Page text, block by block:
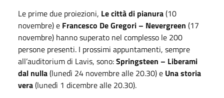
Le prime due proiezioni, Le città di pianura(10
novembre) e Francesco De Gregori – Nevergreen (17
novembre) hanno superato nel complesso le 200
persone presenti. I prossimi appuntamenti, sempre
all’auditorium di Lavis, sono:Springsteen – Liberami
dal nulla(lunedì 24 novembre alle 20.30) e Una storia
vera(lunedì 1 dicembre alle 20.30).